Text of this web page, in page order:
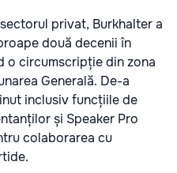
privat, Burkhalter a
două decenii în
o circumscripție din zona
Generală. De-a
inclusiv funcțiile de
și Speaker Pro
colaborarea cu